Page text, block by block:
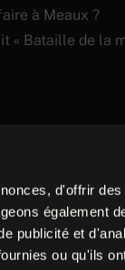
d'offrir
également
publicité et
ou qu'ils
à Meaux ?
« Bataille de la